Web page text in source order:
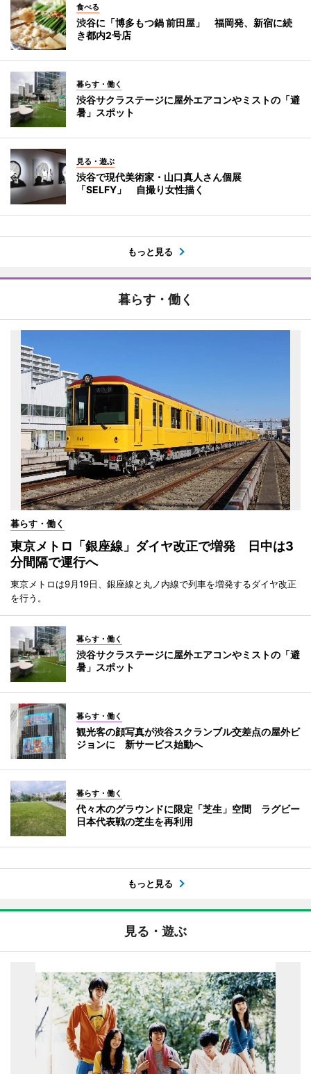
食べる
渋谷に「博多もつ鍋 前田屋」 福岡発、新宿に続
き都内2号店
暮らす・働く
渋谷サクラステージに屋外エアコンやミストの「避
暑」スポット
見る・遊ぶ
渋谷で現代美術家・山口真人さん個展
「SELFY」 自撮り女性描く
もっと見る
暮らす・働く
暮らす・働く
東京メトロ「銀座線」ダイヤ改正で増発 日中は3
分間隔で運行へ
東京メトロは9月19日、銀座線と丸ノ内線で列車を増発するダイヤ改正
を行う。
暮らす・働く
渋谷サクラステージに屋外エアコンやミストの「避
暑」スポット
暮らす・働く
観光客の顔写真が渋谷スクランブル交差点の屋外ビ
ジョンに 新サービス始動へ
暮らす・働く
代々木のグラウンドに限定「芝生」空間 ラグビー
日本代表戦の芝生を再利用
もっと見る
見る・遊ぶ